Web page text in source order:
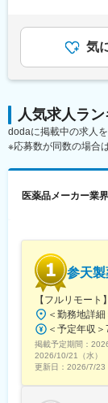
・冷暖房
いです
た様々な衛
しい『快』
けた「快」
存在意義で
・販売促進
・本部バイ
＜取扱商材
現在はOTC
（点鼻薬、
可能性もあ
します。
新規開拓営
■入社後の
配属部署に
じて、担
独り立ちの
ため、安心
給与詳細
る可能性
年2回（計3
考を通じて
気
人気求人ラ
dodaに掲載中の求人
※応募数が同数の場合
医薬品メーカー業界
参天
【フルリモー
掲載予定期間：
2026/10/21（水）
更新日： 2026/7/23